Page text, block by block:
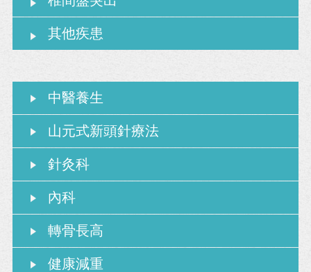
其他疾患
中醫養生
山元式新頭針療法
針灸科
內科
轉骨長高
健康減重